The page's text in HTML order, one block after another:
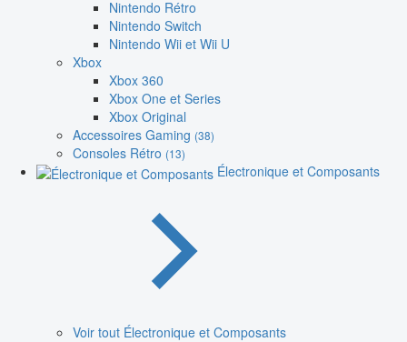
Nintendo Rétro
Nintendo Switch
Nintendo Wii et Wii U
Xbox
Xbox 360
Xbox One et Series
Xbox Original
Accessoires Gaming (38)
Consoles Rétro (13)
Électronique et Composants
Voir tout Électronique et Composants